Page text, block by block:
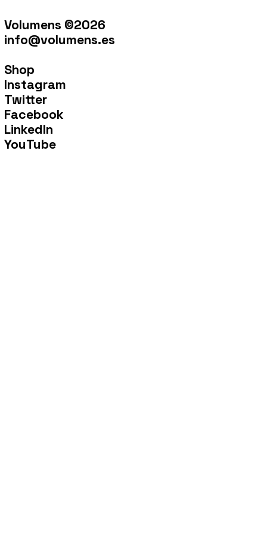
Volumens ©2026
info@volumens.es
Shop
Instagram
Twitter
Facebook
LinkedIn
YouTube